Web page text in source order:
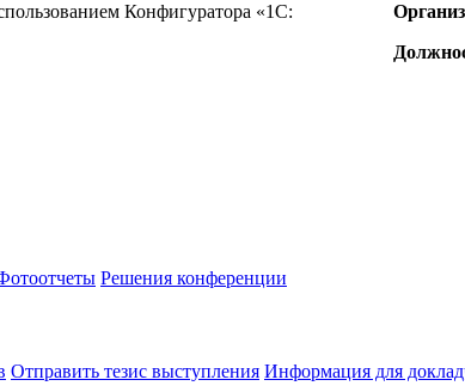
Конфигуратора «1С:
Решения конференции
Отправить тезис выступления Информация для